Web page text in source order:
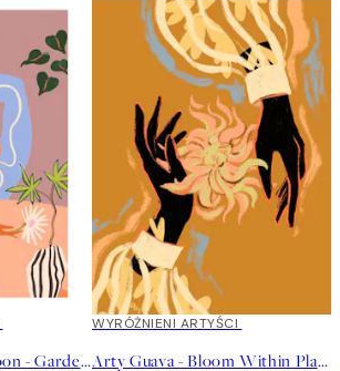
Arty Guava - Lay Hoon - Gardening Plakat
40%*
WYRÓŻNIENI ARTYŚCI
Arty Guava - Bloom Within Plakat